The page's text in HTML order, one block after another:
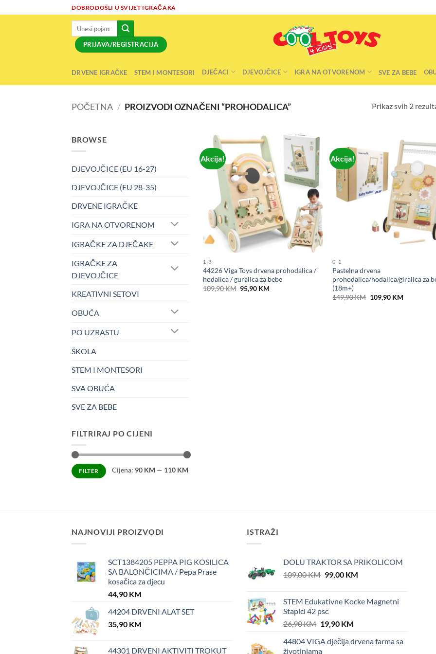
to
DOBRODOŠLI U SVIJET IGRAČAKA
PRIJAVA/REGISTRACIJA
DRVENE IGRAČKE STEM I MONTESORI DJEČACI DJEVOJČICE IGRA NA OTVORENOM SVE ZA BEBE
POČETNA / PROIZVODI OZNAČENI “PROHODALICA” Prikaz svih 2
BROWSE
DJEVOJČICE (EU 16-27)
DJEVOJČICE (EU 28-35)
DRVENE IGRAČKE
IGRA NA OTVORENOM
IGRAČKE ZA DJEČAKE
IGRAČKE ZA
DJEVOJČICE
KREATIVNI SETOVI
OBUĆA
PO UZRASTU
ŠKOLA
STEM I MONTESORI
SVA OBUĆA
SVE ZA BEBE
FILTRIRAJ PO CIJENI
Minimalna
cijena
Maksimalna
cijenaFILTER Cijena: 90 KM — 110 KM
Akcija!
1-3
44226 Viga Toys drvena prohodalica /
hodalica / guralica za bebe
109,90KM Original
price
95,90 KM
Akcija!
0-1
Pastelna drvena
prohodalica/hodalica/giralica za
(18m+)
149,90KM Original
price
109,90 KMCurrent
NAJNOVIJI PROIZVODI
SCT1384205 PEPPA PIG KOSILICA
SA BALONČICIMA / Pepa Prase
kosačica za djecu
44,90 KM
44204 DRVENI ALAT SET
35,90 KM
44301 DRVENI AKTIVITI TROKUT
ISTRAŽI
DOLU TRAKTOR SA PRIKOLICOM
109,00KM Original
109,00 KM.
99,00 KMCurrent
99,00 KM.
STEM Edukativne Kocke Magnetni
Stapici 42 psc
26,90KM Original
was:
19,90 KMCurrent
is:
44804 VIGA dječija drvena farma sa
životinjama